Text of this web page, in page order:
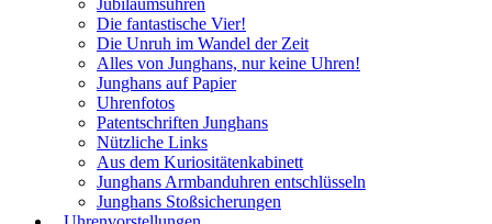
Jubiläumsuhren
Die fantastische Vier!
Die Unruh im Wandel der Zeit
Alles von Junghans, nur keine Uhren!
Junghans auf Papier
Uhrenfotos
Patentschriften Junghans
Nützliche Links
Aus dem Kuriositätenkabinett
Junghans Armbanduhren entschlüsseln
Junghans Stoßsicherungen